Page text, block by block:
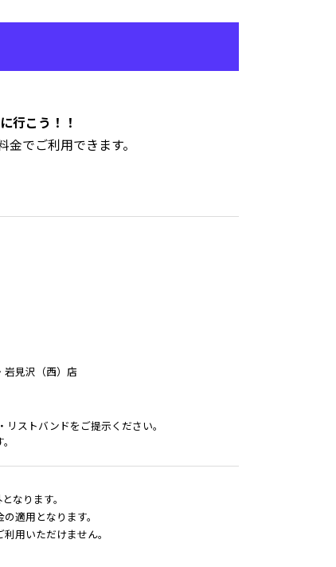
行こう！！
でご利用できます。
岩見沢（西）店
リストバンドをご提示ください。
なります。
適用となります。
用いただけません。